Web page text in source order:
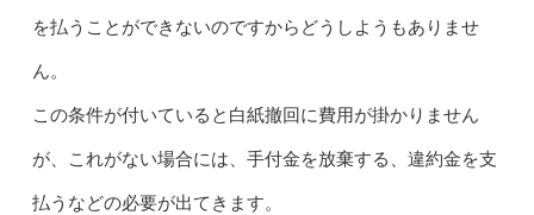
を払うことができないのですからどうしようもありませ
ん。
この条件が付いていると白紙撤回に費用が掛かりません
が、これがない場合には、手付金を放棄する、違約金を支
払うなどの必要が出てきます。